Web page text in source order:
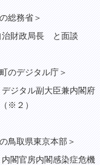
総務省＞
財政局長 と面談
のデジタル庁＞
タル副大臣兼内閣府
※２）
鳥取県東京本部＞
官房内閣感染症危機